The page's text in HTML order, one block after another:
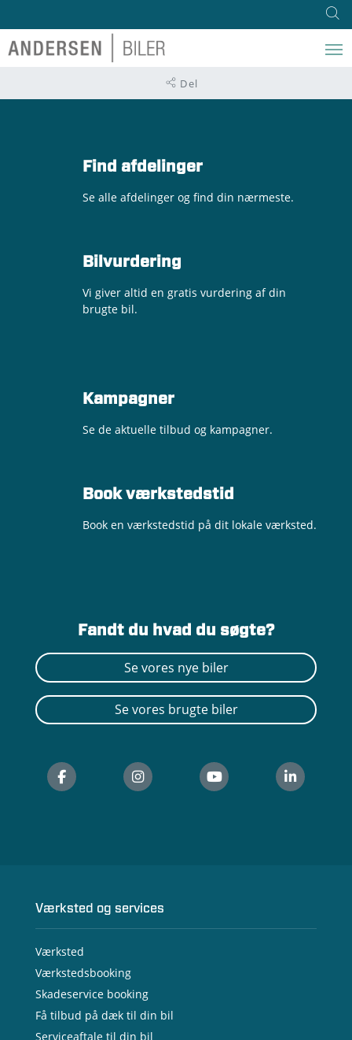
Del
Find afdelinger
Se alle afdelinger og find din nærmeste.
Bilvurdering
Vi giver altid en gratis vurdering af din
brugte bil.
Kampagner
Se de aktuelle tilbud og kampagner.
Book værkstedstid
Book en værkstedstid på dit lokale værksted.
Fandt du hvad du søgte?
Se vores nye biler
Se vores brugte biler
Værksted og services
Værksted
Værkstedsbooking
Skadeservice booking
Få tilbud på dæk til din bil
Serviceaftale til din bil